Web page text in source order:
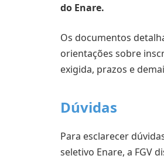
do Enare.
Os documentos
orientações sobre
exigida, prazos e
Dúvidas
Para esclarecer
seletivo Enare, a FGV